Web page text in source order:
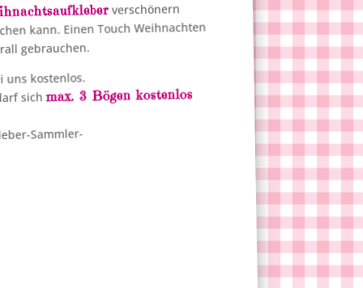
verschönern
kann. Einen Touch Weihnachten
gebrauchen.
uns kostenlos.
sichmax. 3 Bögen kostenlos
Sammler-